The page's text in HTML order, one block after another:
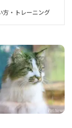
方・トレーニング